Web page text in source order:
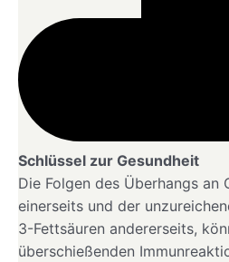
Schlüssel zur Gesundheit
Die Folgen des Überhangs an
einerseits und der
3-Fettsäuren andererseits,
überschießenden